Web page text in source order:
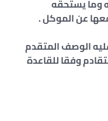
وما يستحقه
عن الموكل .
الوصف المتقدم
وفقا للقاعدة